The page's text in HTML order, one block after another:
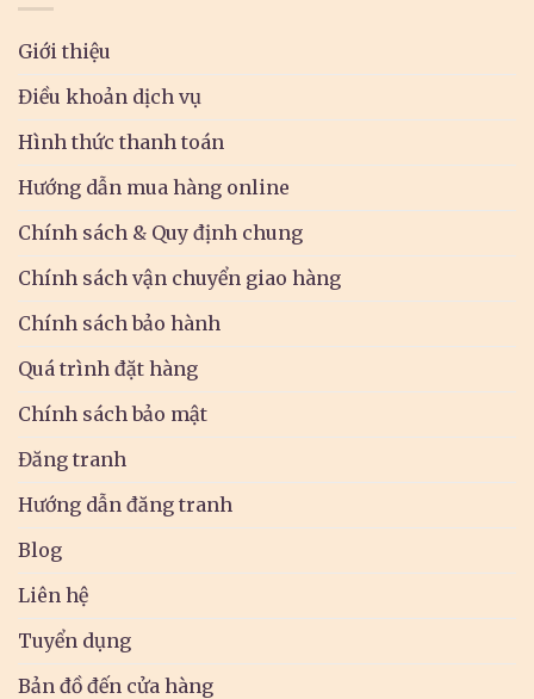
Giới thiệu
Điều khoản dịch vụ
Hình thức thanh toán
Hướng dẫn mua hàng online
Chính sách & Quy định chung
Chính sách vận chuyển giao hàng
Chính sách bảo hành
Quá trình đặt hàng
Chính sách bảo mật
Đăng tranh
Hướng dẫn đăng tranh
Blog
Liên hệ
Tuyển dụng
Bản đồ đến cửa hàng